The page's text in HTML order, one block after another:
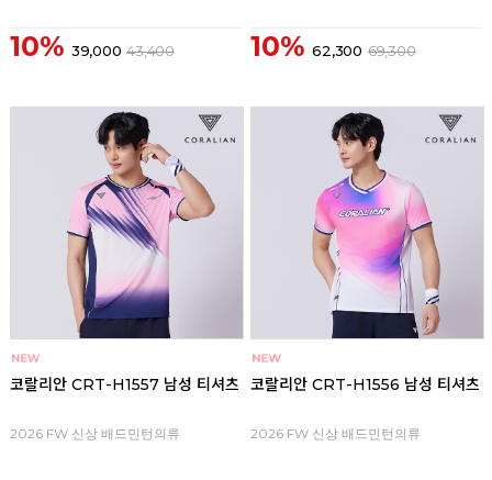
10% 39,000 43,400 10% 62,300 69,300
코랄리안 CRT-H1557 남성 티셔츠
2026 FW 신상 배드민턴의류
코랄리안 CRT-H1556 남성 티셔츠
2026 FW 신상 배드민턴의류